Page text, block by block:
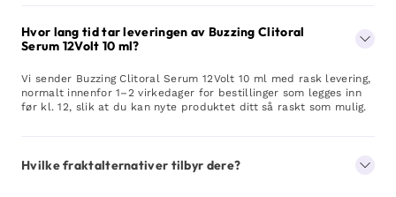
Hvor lang tid tar leveringen av Buzzing Clitoral
Serum 12Volt 10 ml?
Vi sender Buzzing Clitoral Serum 12Volt 10 ml med rask levering,
normalt innenfor 1–2 virkedager for bestillinger som legges inn
før kl. 12, slik at du kan nyte produktet ditt så raskt som mulig.
Hvilke fraktalternativer tilbyr dere?